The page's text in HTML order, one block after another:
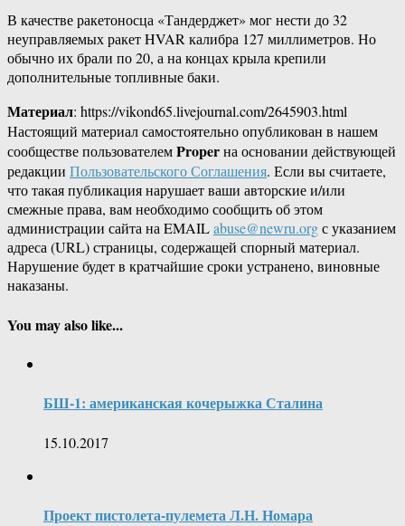
В качестве ракетоносца «Тандерджет» мог нести до 32
неуправляемых ракет HVAR калибра 127 миллиметров. Но
обычно их брали по 20, а на концах крыла крепили
дополнительные топливные баки.
Материал: https://vikond65.livejournal.com/2645903.html
Настоящий материал самостоятельно опубликован в нашем
сообществе пользователемProperна основании действующей
редакции Пользовательского Соглашения. Если вы считаете,
что такая публикация нарушает ваши авторские и/или
смежные права, вам необходимо сообщить об этом
администрации сайта на EMAILabuse@newru.orgс указанием
адреса (URL) страницы, содержащей спорный материал.
Нарушение будет в кратчайшие сроки устранено, виновные
наказаны.
You may also like...
БШ-1: американская кочерыжка Сталина
15.10.2017
Проект пистолета-пулемета Л.Н. Номара